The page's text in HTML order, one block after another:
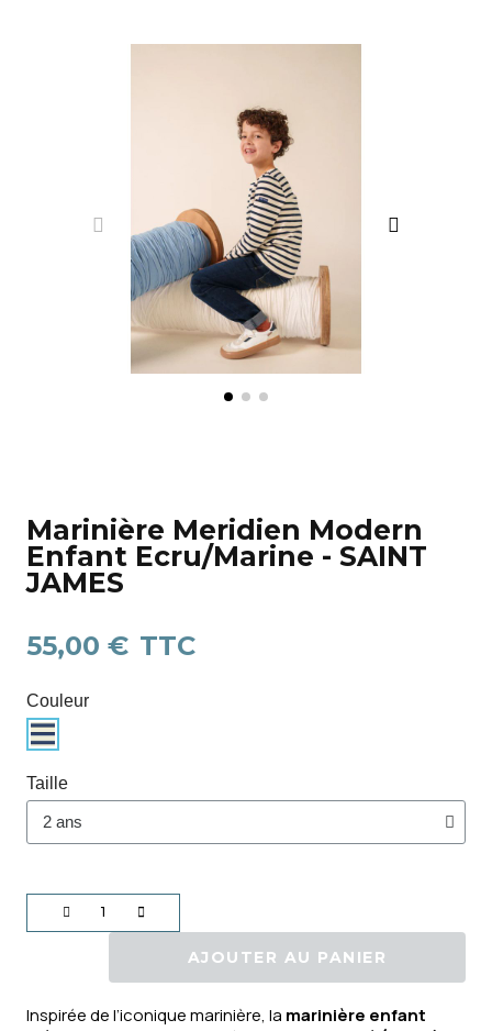
Marinière Meridien Modern
Enfant Ecru/Marine - SAINT
JAMES
55,00 € TTC
Couleur
Taille
AJOUTER AU PANIER
Inspirée de l’iconique marinière, la marinière enfant